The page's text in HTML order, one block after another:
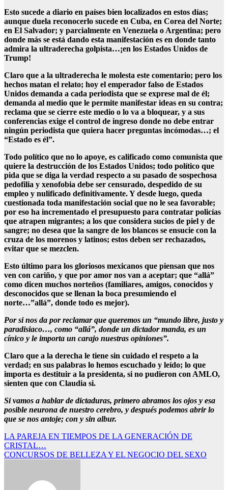
Esto sucede a diario en países bien localizados en estos días;
aunque duela reconocerlo sucede en Cuba, en Corea del Norte;
en El Salvador; y parcialmente en Venezuela o Argentina; pero
donde más se está dando esta manifestación es en donde tanto
admira la ultraderecha golpista…¡en los Estados Unidos de
Trump!
Claro que a la ultraderecha le molesta este comentario; pero los
hechos matan el relato; hoy el emperador falso de Estados
Unidos demanda a cada periodista que se exprese mal de él;
demanda al medio que le permite manifestar ideas en su contra;
reclama que se cierre este medio o lo va a bloquear, y a sus
conferencias exige el control de ingreso donde no debe entrar
ningún periodista que quiera hacer preguntas incómodas…; el
“Estado es él”.
Todo político que no lo apoye, es calificado como comunista que
quiere la destrucción de los Estados Unidos; todo político que
pida que se diga la verdad respecto a su pasado de sospechosa
pedofilia y xenofobia debe ser censurado, despedido de su
empleo y nulificado definitivamente. Y desde luego, queda
cuestionada toda manifestación social que no le sea favorable;
por eso ha incrementado el presupuesto para contratar policías
que atrapen migrantes; a los que considera sucios de piel y de
sangre; no desea que la sangre de los blancos se ensucie con la
cruza de los morenos y latinos; estos deben ser rechazados,
evitar que se mezclen.
Esto último para los gloriosos mexicanos que piensan que nos
ven con cariño, y que por amor nos van a aceptar; que “allá”
como dicen muchos norteños (familiares, amigos, conocidos y
desconocidos que se llenan la boca presumiendo el
norte…”allá”, donde todo es mejor).
Por si nos da por reclamar que queremos un “mundo libre, justo y
paradisiaco…, como “allá”, donde un dictador manda, es un
cínico y le importa un carajo nuestras opiniones”.
Claro que a la derecha le tiene sin cuidado el respeto a la
verdad; en sus palabras lo hemos escuchado y leído; lo que
importa es destituir a la presidenta, si no pudieron con AMLO,
sienten que con Claudia si.
Si vamos a hablar de dictaduras, primero abramos los ojos y esa
posible neurona de nuestro cerebro, y después podemos abrir lo
que se nos antoje; con y sin albur.
Navegación
de
LA PAREJA EN TIEMPOS DE LA GENERACIÓN DE
CRISTAL…
CONCURSOS DE BELLEZA Y EL NEGOCIO DEL SEXO